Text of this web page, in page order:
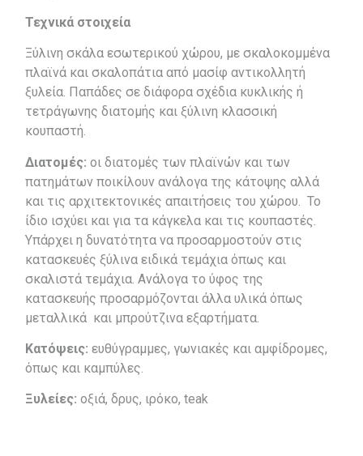
Τεχνικά στοιχεία
Ξύλινη σκάλα εσωτερικού χώρου, με σκαλοκομμένα
πλαϊνά και σκαλοπάτια από μασίφ αντικολλητή
ξυλεία. Παπάδες σε διάφορα σχέδια κυκλικής ή
τετράγωνης διατομής και ξύλινη κλασσική
κουπαστή.
Διατομές: οι διατομές των πλαϊνών και των
πατημάτων ποικίλουν ανάλογα της κάτοψης αλλά
και τις αρχιτεκτονικές απαιτήσεις του χώρου. Το
ίδιο ισχύει και για τα κάγκελα και τις κουπαστές.
Υπάρχει η δυνατότητα να προσαρμοστούν στις
κατασκευές ξύλινα ειδικά τεμάχια όπως και
σκαλιστά τεμάχια. Ανάλογα το ύφος της
κατασκευής προσαρμόζονται άλλα υλικά όπως
μεταλλικά και μπρούτζινα εξαρτήματα.
Κατόψεις: ευθύγραμμες, γωνιακές και αμφίδρομες,
όπως και καμπύλες.
Ξυλείες: οξιά, δρυς, ιρόκο, teak